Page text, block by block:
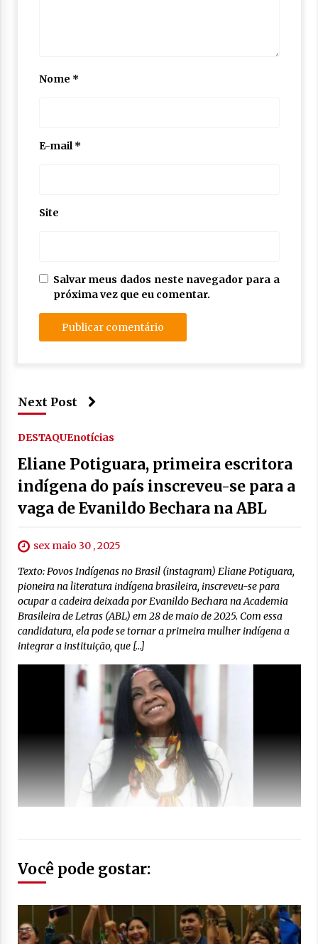
Nome *
E-mail*
Site
Salvar meus dados neste navegador para a
próxima vez que eu comentar.
Next Post
DESTAQUEnotícias
Eliane Potiguara, primeira escritora
indígena do país inscreveu-se para a
vaga de Evanildo Bechara na ABL
sex maio 30 , 2025
Texto: Povos Indígenas no Brasil (instagram) Eliane Potiguara,
pioneira na literatura indígena brasileira, inscreveu-se para
ocupar a cadeira deixada por Evanildo Bechara na Academia
Brasileira de Letras (ABL) em 28 de maio de 2025. Com essa
candidatura, ela pode se tornar a primeira mulher indígena a
integrar a instituição, que […]
Você pode gostar: